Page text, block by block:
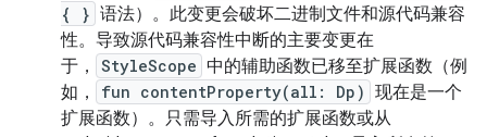
{ } 语法）。此变更会破坏二进制文件和源代码兼容
性。导致源代码兼容性中断的主要变更在
于，
StyleScope 中的辅助函数已移至扩展函数（例
如，
fun contentProperty(all: Dp) 现在是一个
扩展函数）。只需导入所需的扩展函数或从